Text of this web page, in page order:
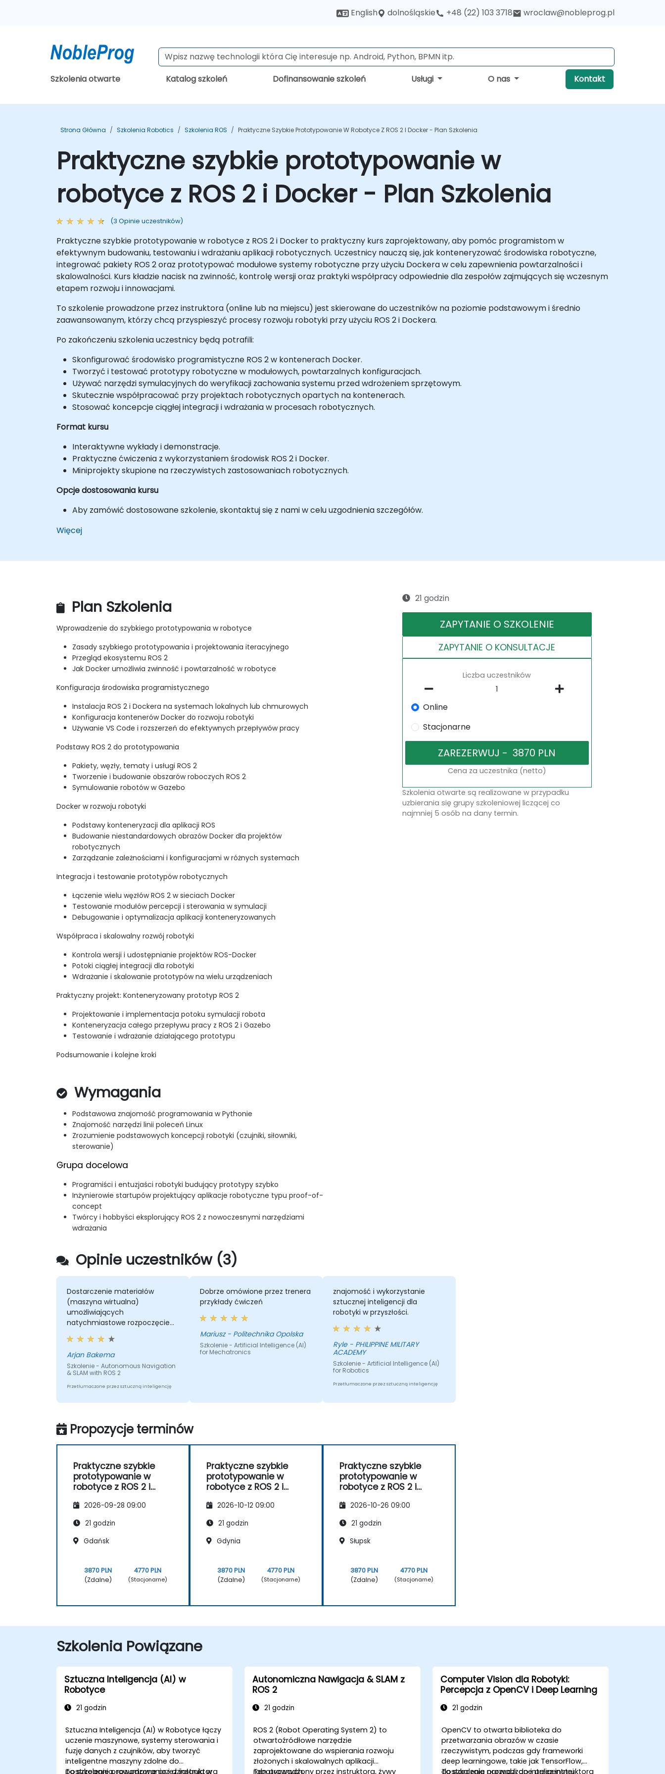
English dolnośląskie +48 (22) 103 3718 wroclaw@nobleprog.pl
Szkolenia otwarte Katalog szkoleń Dofinansowanie szkoleń Usługi O nas Kontakt
Strona Główna Szkolenia Robotics Szkolenia ROS Praktyczne Szybkie Prototypowanie W Robotyce Z ROS 2 I Docker - Plan Szkolenia
Praktyczne szybkie prototypowanie w
robotyce z ROS 2 i Docker - Plan Szkolenia
(3 Opinie uczestników)
Praktyczne szybkie prototypowanie w robotyce z ROS 2 i Docker to praktyczny kurs zaprojektowany, aby pomóc programistom w
efektywnym budowaniu, testowaniu i wdrażaniu aplikacji robotycznych. Uczestnicy nauczą się, jak konteneryzować środowiska robotyczne,
integrować pakiety ROS 2 oraz prototypować modułowe systemy robotyczne przy użyciu Dockera w celu zapewnienia powtarzalności i
skalowalności. Kurs kładzie nacisk na zwinność, kontrolę wersji oraz praktyki współpracy odpowiednie dla zespołów zajmujących się wczesnym
etapem rozwoju i innowacjami.
To szkolenie prowadzone przez instruktora (online lub na miejscu) jest skierowane do uczestników na poziomie podstawowym i średnio
zaawansowanym, którzy chcą przyspieszyć procesy rozwoju robotyki przy użyciu ROS 2 i Dockera.
Po zakończeniu szkolenia uczestnicy będą potrafili:
Skonfigurować środowisko programistyczne ROS 2 w kontenerach Docker.
Tworzyć i testować prototypy robotyczne w modułowych, powtarzalnych konfiguracjach.
Używać narzędzi symulacyjnych do weryfikacji zachowania systemu przed wdrożeniem sprzętowym.
Skutecznie współpracować przy projektach robotycznych opartych na kontenerach.
Stosować koncepcje ciągłej integracji i wdrażania w procesach robotycznych.
Format kursu
Interaktywne wykłady i demonstracje.
Praktyczne ćwiczenia z wykorzystaniem środowisk ROS 2 i Docker.
Miniprojekty skupione na rzeczywistych zastosowaniach robotycznych.
Opcje dostosowania kursu
Aby zamówić dostosowane szkolenie, skontaktuj się z nami w celu uzgodnienia szczegółów.
Więcej
Plan Szkolenia
Wprowadzenie do szybkiego prototypowania w robotyce
Zasady szybkiego prototypowania i projektowania iteracyjnego
Przegląd ekosystemu ROS 2
Jak Docker umożliwia zwinność i powtarzalność w robotyce
Konfiguracja środowiska programistycznego
Instalacja ROS 2 i Dockera na systemach lokalnych lub chmurowych
Konfiguracja kontenerów Docker do rozwoju robotyki
Używanie VS Code i rozszerzeń do efektywnych przepływów pracy
Podstawy ROS 2 do prototypowania
Pakiety, węzły, tematy i usługi ROS 2
Tworzenie i budowanie obszarów roboczych ROS 2
Symulowanie robotów w Gazebo
Docker w rozwoju robotyki
Podstawy konteneryzacji dla aplikacji ROS
Budowanie niestandardowych obrazów Docker dla projektów
robotycznych
Zarządzanie zależnościami i konfiguracjami w różnych systemach
Integracja i testowanie prototypów robotycznych
Łączenie wielu węzłów ROS 2 w sieciach Docker
Testowanie modułów percepcji i sterowania w symulacji
Debugowanie i optymalizacja aplikacji konteneryzowanych
Współpraca i skalowalny rozwój robotyki
Kontrola wersji i udostępnianie projektów ROS-Docker
Potoki ciągłej integracji dla robotyki
Wdrażanie i skalowanie prototypów na wielu urządzeniach
Praktyczny projekt: Konteneryzowany prototyp ROS 2
Projektowanie i implementacja potoku symulacji robota
Konteneryzacja całego przepływu pracy z ROS 2 i Gazebo
Testowanie i wdrażanie działającego prototypu
Podsumowanie i kolejne kroki
Wymagania
Podstawowa znajomość programowania w Pythonie
Znajomość narzędzi linii poleceń Linux
Zrozumienie podstawowych koncepcji robotyki (czujniki, siłowniki,
sterowanie)
Grupa docelowa
Programiści i entuzjaści robotyki budujący prototypy szybko
Inżynierowie startupów projektujący aplikacje robotyczne typu proof-of-
concept
Twórcy i hobbyści eksplorujący ROS 2 z nowoczesnymi narzędziami
wdrażania
21 godzin
ZAPYTANIE O SZKOLENIE
ZAPYTANIE O KONSULTACJE
Liczba uczestników
Online
Stacjonarne
Cena za uczestnika (netto)
Szkolenia otwarte są realizowane w przypadku
uzbierania się grupy szkoleniowej liczącej co
najmniej 5 osób na dany termin.
Opinie uczestników (3)
Dostarczenie materiałów
(maszyna wirtualna)
umożliwiających
natychmiastowe rozpoczęcie
ćwiczeń oraz wyjaśnienie
podstaw Ros2. Dlaczego rzeczy
działają w określony sposób.
Arjan Bakema
Szkolenie - Autonomous Navigation
& SLAM with ROS 2
Przetłumaczone przez sztuczną inteligencję
Dobrze omówione przez trenera
przykłady ćwiczeń
Mariusz - Politechnika Opolska
Szkolenie - Artificial Intelligence (AI)
for Mechatronics
znajomość i wykorzystanie
sztucznej inteligencji dla
robotyki w przyszłości.
Ryle - PHILIPPINE MILITARY
ACADEMY
Szkolenie - Artificial Intelligence (AI)
for Robotics
Przetłumaczone przez sztuczną inteligencję
Propozycje terminów
Praktyczne szybkie
prototypowanie w
robotyce z ROS 2 i
2026-09-28 09:00
21 godzin
Gdańsk
3870 PLN
(Zdalne)
4770 PLN
(Stacjonarne)
Praktyczne szybkie
prototypowanie w
robotyce z ROS 2 i
2026-10-12 09:00
21 godzin
Gdynia
3870 PLN
(Zdalne)
4770 PLN
(Stacjonarne)
Praktyczne szybkie
prototypowanie w
robotyce z ROS 2 i
2026-10-26 09:00
21 godzin
Słupsk
3870 PLN
(Zdalne)
4770 PLN
(Stacjonarne)
Szkolenia Powiązane
Sztuczna Inteligencja (AI) w
Robotyce
21 godzin
Sztuczna Inteligencja (AI) w Robotyce łączy
uczenie maszynowe, systemy sterowania i
fuzję danych z czujników, aby tworzyć
inteligentne maszyny zdolne do
postrzegania, rozumowania i działania w
To szkolenie prowadzone przez instruktora
Autonomiczna Nawigacja & SLAM z
ROS 2
21 godzin
ROS 2 (Robot Operating System 2) to
otwartoźródłowe narzędzie
zaprojektowane do wspierania rozwoju
złożonych i skalowalnych aplikacji
robotycznych.
Ten prowadzony przez instruktora, żywy
Computer Vision dla Robotyki:
Percepcja z OpenCV i Deep Learning
21 godzin
OpenCV to otwarta biblioteka do
przetwarzania obrazów w czasie
rzeczywistym, podczas gdy frameworki
deep learningowe, takie jak TensorFlow,
dostarczają narzędzi do inteligentnej
To szkolenie prowadzone przez instruktora